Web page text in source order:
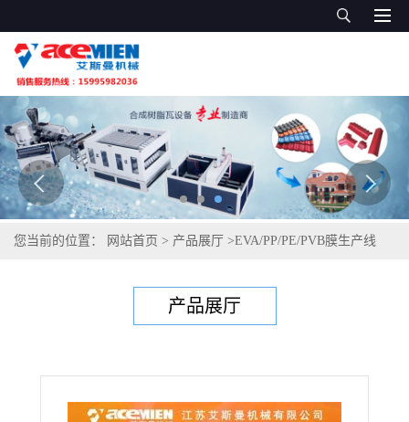
您当前的位置： 网站首页 > 产品展厅 >EVA/PP/PE/PVB膜生产线
产品展厅